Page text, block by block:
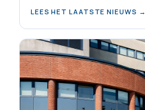
LEES HET LAATSTE NIEUWS →